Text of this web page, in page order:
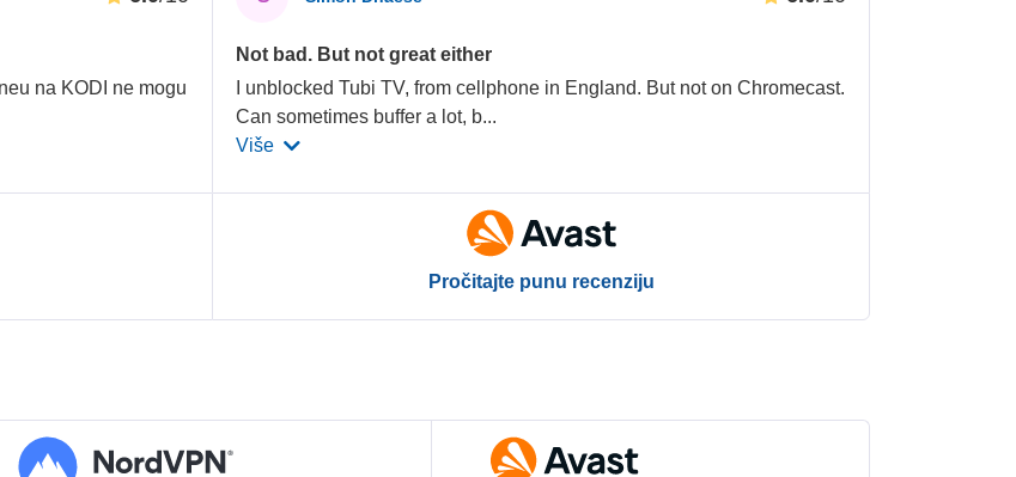
na KODI ne mogu
Not bad. But not great either
I unblocked Tubi TV, from cellphone in England. But not on Chromecast.
Can sometimes buffer a lot, b...
Više
Pročitajte punu recenziju